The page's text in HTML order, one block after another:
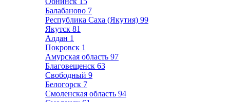
Балабаново 7
Республика Саха (Якутия) 99
Якутск 81
Алдан 1
Покровск 1
Амурская область 97
Благовещенск 63
Свободный 9
Белогорск 7
Смоленская область 94